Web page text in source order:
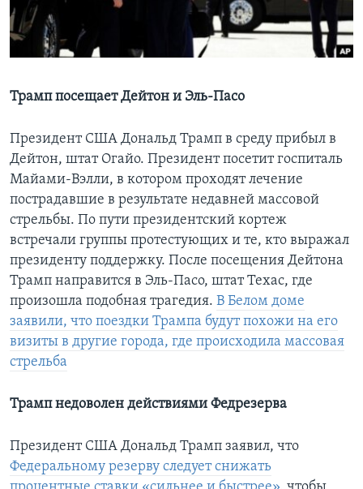
Learning English
Языки
Трамппосещает Дейтон и Эль-Пасо
Президент США Дональд Трамп в среду прибыл в
Дейтон, штат Огайо. Президент посетит госпиталь
Майами-Вэлли, в котором проходят лечение
пострадавшие в результате недавней массовой
стрельбы. По пути президентский кортеж
встречали группы протестующих и те, кто выражал
президенту поддержку. После посещения Дейтона
Трамп направится в Эль-Пасо, штат Техас, где
произошла подобная трагедия. В Белом доме
заявили, что поездки Трампа будут похожи на его
визиты в другие города, где происходила массовая
стрельба
Трамп недоволен действиями Федрезерва
Президент США Дональд Трамп заявил, что
Федеральному резерву следует снижать